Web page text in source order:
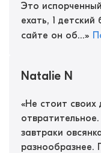
Это
ехать, 1
сайте он об...»
Natalie N
«Не стоит своих
завтраки
разнообразнее.